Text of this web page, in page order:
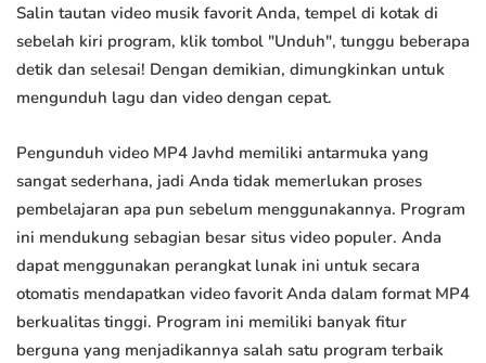
Salin tautan video musik favorit Anda, tempel di kotak di
sebelah kiri program, klik tombol "Unduh", tunggu beberapa
detik dan selesai! Dengan demikian, dimungkinkan untuk
mengunduh lagu dan video dengan cepat.
Pengunduh video MP4 Javhd memiliki antarmuka yang
sangat sederhana, jadi Anda tidak memerlukan proses
pembelajaran apa pun sebelum menggunakannya. Program
ini mendukung sebagian besar situs video populer. Anda
dapat menggunakan perangkat lunak ini untuk secara
otomatis mendapatkan video favorit Anda dalam format MP4
berkualitas tinggi. Program ini memiliki banyak fitur
berguna yang menjadikannya salah satu program terbaik